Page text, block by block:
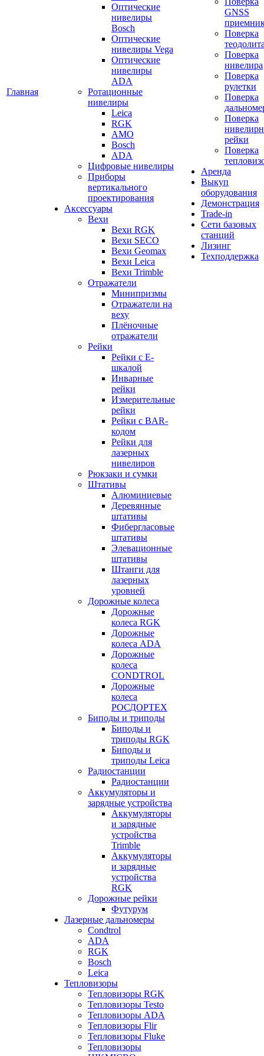
Главная
Оптические
нивелиры
Bosch
Оптические
нивелиры Vega
Оптические
нивелиры
ADA
Ротационные
нивелиры
Leica
RGK
AMO
Bosch
ADA
Цифровые нивелиры
Приборы
вертикального
проектирования
Аксессуары
Вехи
Вехи RGK
Вехи SECO
Вехи Geomax
Вехи Leica
Вехи Trimble
Отражатели
Минипризмы
Отражатели на
веху
Плёночные
отражатели
Рейки
Рейки с E-
шкалой
Инварные
рейки
Измерительные
рейки
Рейки с BAR-
кодом
Рейки для
лазерных
нивелиров
Рюкзаки и сумки
Штативы
Алюминиевые
Деревянные
штативы
Фибергласовые
штативы
Элевационные
штативы
Штанги для
лазерных
уровней
Дорожные колеса
Дорожные
колеса RGK
Дорожные
колеса ADA
Дорожные
колеса
CONDTROL
Дорожные
колеса
РОСДОРТЕХ
Биподы и триподы
Биподы и
триподы RGK
Биподы и
триподы Leica
Радиостанции
Радиостанции
Аккумуляторы и
зарядные устройства
Аккумуляторы
и зарядные
устройства
Trimble
Аккумуляторы
и зарядные
устройства
RGK
Дорожные рейки
Футурум
Лазерные дальномеры
Condtrol
ADA
RGK
Bosch
Leica
Тепловизоры
Тепловизоры RGK
Тепловизоры Testo
Тепловизоры ADA
Тепловизоры Flir
Тепловизоры Fluke
Тепловизоры
GNSS
Поверка
Поверка
нивелира
Поверка
рулетки
Поверка
Поверка
рейки
Поверка
Аренда
Выкуп
оборудования
Демонстрация
Trade-in
Сети базовых
станций
Лизинг
Техподдержка